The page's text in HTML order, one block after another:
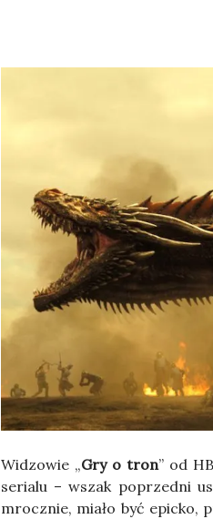
Widzo­wie „Gry o tron” od
seria­lu – wszak poprzed­ni
mrocz­nie, mia­ło być epic­ko,